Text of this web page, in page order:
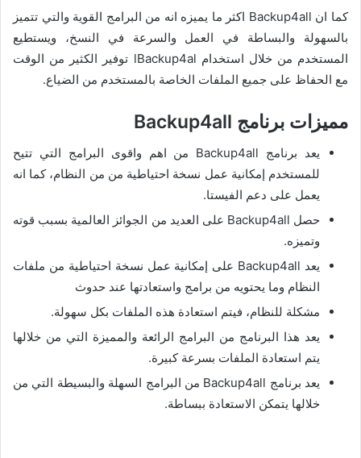
كما ان Backup4all اكثر ما يميزه انه من البرامج القوية والتي تتميز
بالسهولة والبساطة في العمل والسرعة في النسخ، ويستطيع
المستخدم من خلال استخدام lBackup4al توفير الكثير من الوقت
مع الحفاظ على جميع الملفات الخاصة بالمستخدم من الضياع.
مميزات برنامج Backup4all
يعد برنامج Backup4all من اهم واقوى البرامج التي تتيح
للمستخدم إمكانية عمل نسخة احتياطية من من النظام، كما انه
يعمل على دعم الفيستا.
حصل Backup4all على العديد من الجوائز العالمية بسبب قوته
وتميزه.
يعد Backup4all على إمكانية عمل نسخة احتياطية من ملفات
النظام وما يحتويه من برامج واستعادتها عند حدوث
مشكلة للنظام، فيتم استعادة هذه الملفات بكل سهولة.
يعد هذا البرنامج من البرامج الرائعة والمميزة التي من خلالها
يتم استعادة الملفات بسرعة كبيرة.
يعد برنامج Backup4all من البرامج السهلة والبسيطة التي من
خلالها يتمكن الاستعادة ببساطة.